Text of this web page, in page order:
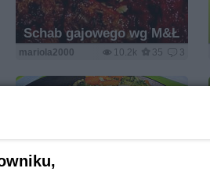
Schab gajowego wg M&Ł
10.2k 35 3
mariola2000
Polędwiczki duszone w